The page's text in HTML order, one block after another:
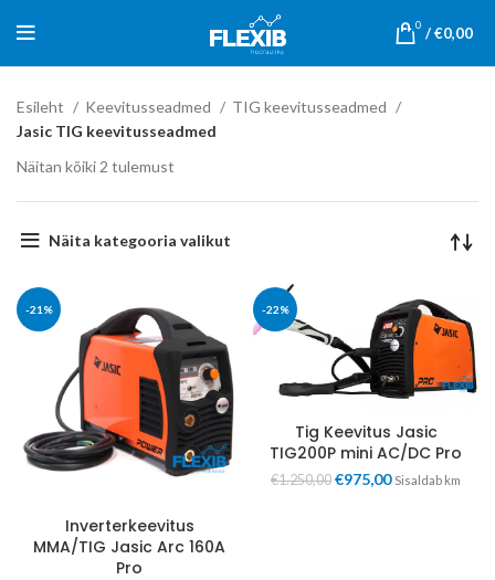
0 /€0,00
Esileht Keevitusseadmed
TIG keevitusseadmed
Jasic TIG keevitusseadmed
Näitan kõiki 2 tulemust
Näita kategooria valikut
-21%
Inverterkeevitus
MMA/TIG Jasic Arc 160A
Pro
-22%
Tig Keevitus Jasic
TIG200P mini AC/DC Pro
€1.250,00 €975,00 Sisaldab km